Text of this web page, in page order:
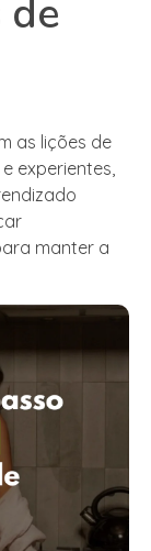
de
as lições de
experientes,
manter a